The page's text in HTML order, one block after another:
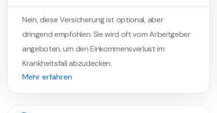
Nein, diese Versicherung ist optional, aber
dringend empfohlen. Sie wird oft vom Arbeitgeber
angeboten, um den Einkommensverlust im
Krankheitsfall abzudecken.
Mehr erfahren